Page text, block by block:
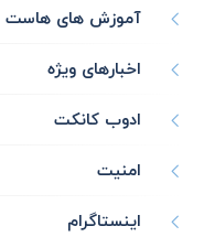
آموزش های هاست
اخبارهای ویژه
ادوب کانکت
امنیت
اینستاگرام